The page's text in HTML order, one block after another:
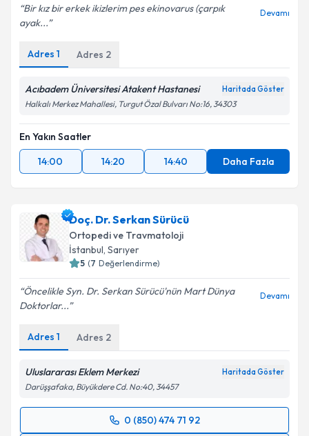
Bir kız bir erkek ikizlerim pes ekinovarus (çarpık
ayak...
Devamı
Adres 1 Adres 2
Acıbadem Üniversitesi Atakent Hastanesi Haritada Göster
Halkalı Merkez Mahallesi, Turgut Özal Bulvarı No:16, 34303
En Yakın Saatler
14:00
14:20 14:40 Daha Fazla
Doç. Dr. Serkan Sürücü
Ortopedi ve Travmatoloji
İstanbul, Sarıyer
5 (7 Değerlendirme)
Öncelikle Syn. Dr. Serkan Sürücü'nün Mart Dünya
Doktorlar...
Devamı
Adres 1 Adres 2
Uluslararası Eklem Merkezi Haritada Göster
Darüşşafaka, Büyükdere Cd. No:40, 34457
0 (850) 474 71 92
Randevu Takvimi Talebi